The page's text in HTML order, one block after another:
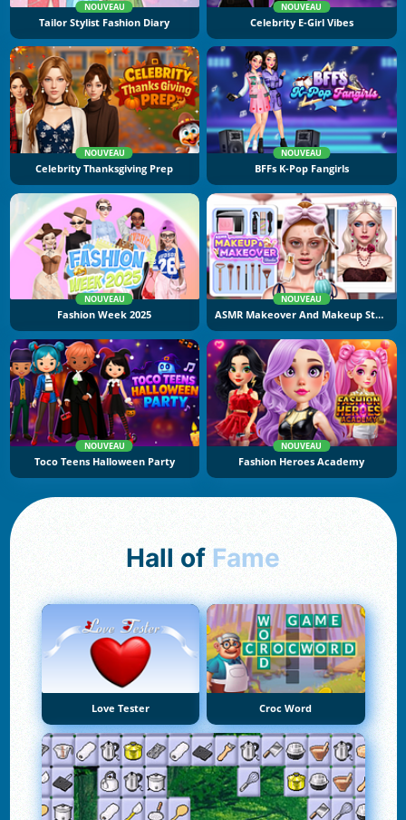
NOUVEAU
Tailor Stylist Fashion Diary
NOUVEAU
Celebrity E-Girl Vibes
NOUVEAU
Celebrity Thanksgiving Prep
NOUVEAU
BFFs K-Pop Fangirls
NOUVEAU
Fashion Week 2025
NOUVEAU
ASMR Makeover And Makeup Studio
NOUVEAU
Toco Teens Halloween Party
NOUVEAU
Fashion Heroes Academy
Hall of Fame
Love Tester Croc Word